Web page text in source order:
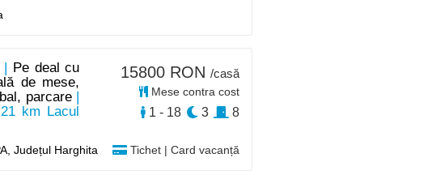
Pe deal cu
de mese,
parcare|
km Lacul
Județul Harghita Tichet | Card vacanță
15800 RON /casă
Mese contra cost
1 - 18 3 8